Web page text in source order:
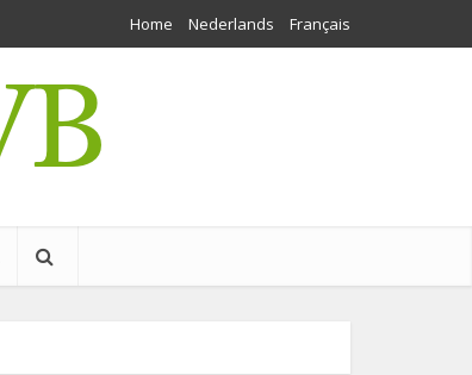
Home Nederlands Français